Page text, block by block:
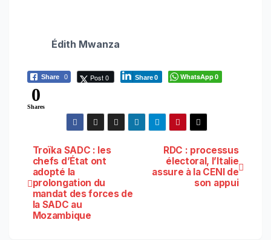
Édith Mwanza
Share 0 Post 0 Share0 WhatsApp0
0
Shares
Navigation
de
l’article
RDC : processus
électoral, l’Italie
assure à la CENI de
son appui
Troïka SADC : les
chefs d’État ont
adopté la
prolongation du
mandat des forces de
la SADC au
Mozambique